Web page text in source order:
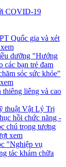
COVID-19
Quốc gia và xét
dưỡng "Hướng
các bạn trẻ đam
sóc sức khỏe"
liêng và cao
thuật Vật Lý Trị
hồi chức năng -
chú trọng tương
xem
"Nghiệp vụ
tác khám chữa